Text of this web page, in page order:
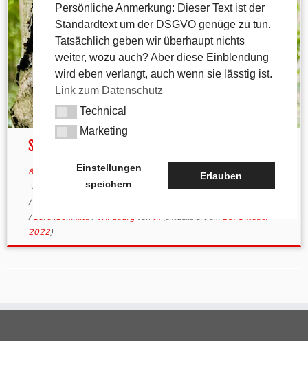
Seven Summits im Nürnberger Land
8. Oktober 2022inAktuelles
andere Wanderwege
verschlagwortet7 Gipfel/7Summits/Arzberg/Dom/Hochberg
/
/SevenSummits/ Windburg von tk(aktualisiert am 10. Oktober
2022)
Persönliche Anmerkung: Dieser Text ist der
Standardtext um der DSGVO genüge zu tun.
Tatsächlich geben wir überhaupt nichts
weiter, wozu auch? Aber diese Einblendung
wird eben verlangt, auch wenn sie lässtig ist.
Link zum Datenschutz
TechnicalTechnical
MarketingMarketing
Einstellungen
speichern
Erlauben